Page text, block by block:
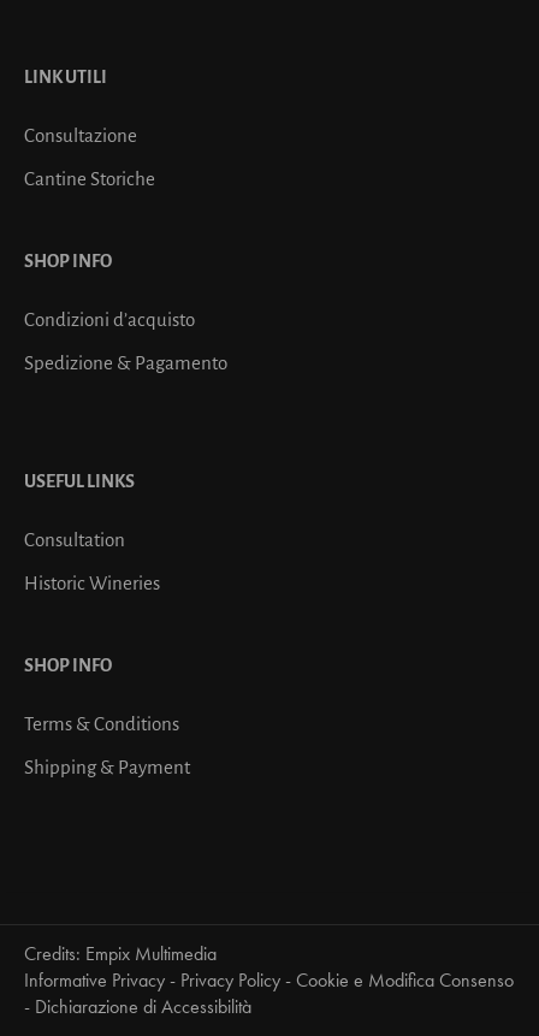
LINK UTILI
Consultazione
Cantine Storiche
SHOP INFO
Condizioni d’acquisto
Spedizione & Pagamento
USEFUL LINKS
Consultation
Historic Wineries
SHOP INFO
Terms & Conditions
Shipping & Payment
Credits: Empix Multimedia
Informative Privacy - Privacy Policy - Cookie e Modifica Consenso
- Dichiarazione di Accessibilità